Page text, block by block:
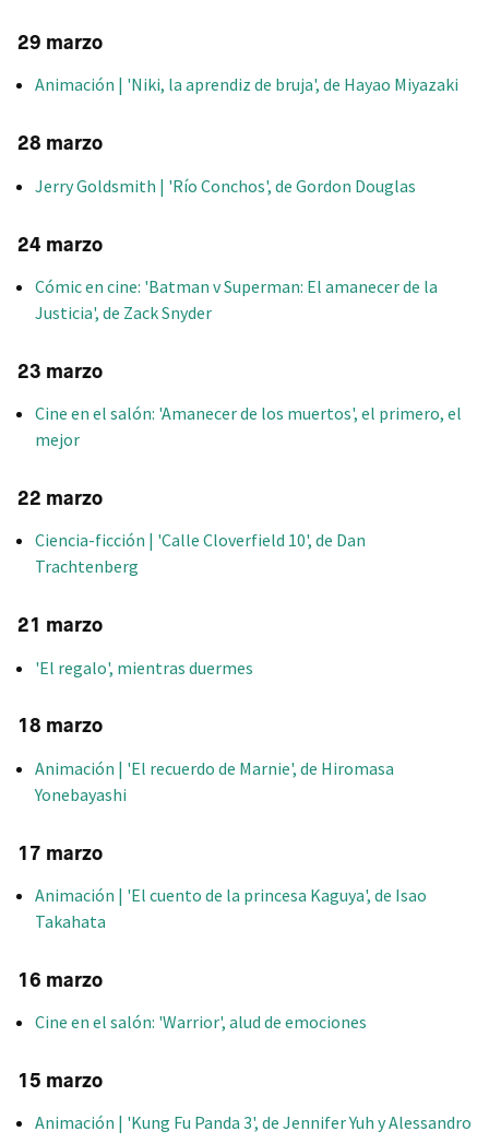
29 marzo
Animación | 'Niki, la aprendiz de bruja', de Hayao Miyazaki
28 marzo
Jerry Goldsmith | 'Río Conchos', de Gordon Douglas
24 marzo
Cómic en cine: 'Batman v Superman: El amanecer de la
Justicia', de Zack Snyder
23 marzo
Cine en el salón: 'Amanecer de los muertos', el primero, el
mejor
22 marzo
Ciencia-ficción | 'Calle Cloverfield 10', de Dan
Trachtenberg
21 marzo
'El regalo', mientras duermes
18 marzo
Animación | 'El recuerdo de Marnie', de Hiromasa
Yonebayashi
17 marzo
Animación | 'El cuento de la princesa Kaguya', de Isao
Takahata
16 marzo
Cine en el salón: 'Warrior', alud de emociones
15 marzo
Animación | 'Kung Fu Panda 3', de Jennifer Yuh y Alessandro